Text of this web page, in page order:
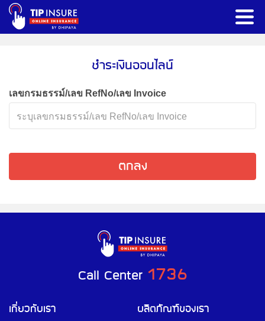
ชำระเงินออนไลน์
เลขกรมธรรม์/เลข RefNo/เลข Invoice
ตกลง
Call Center 1736
เกี่ยวกับเรา ผลิตภัณฑ์ของเรา